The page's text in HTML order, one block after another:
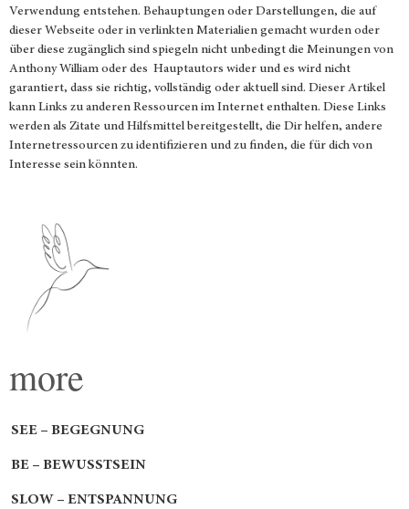
Verwendung entstehen. Behauptungen oder Darstellungen, die auf
dieser Webseite oder in verlinkten Materialien gemacht wurden oder
über diese zugänglich sind spiegeln nicht unbedingt die Meinungen von
Anthony William oder des Hauptautors wider und es wird nicht
garantiert, dass sie richtig, vollständig oder aktuell sind. Dieser Artikel
kann Links zu anderen Ressourcen im Internet enthalten. Diese Links
werden als Zitate und Hilfsmittel bereitgestellt, die Dir helfen, andere
Internetressourcen zu identifizieren und zu finden, die für dich von
Interesse sein könnten.
more
SEE – BEGEGNUNG
BE – BEWUSSTSEIN
SLOW – ENTSPANNUNG